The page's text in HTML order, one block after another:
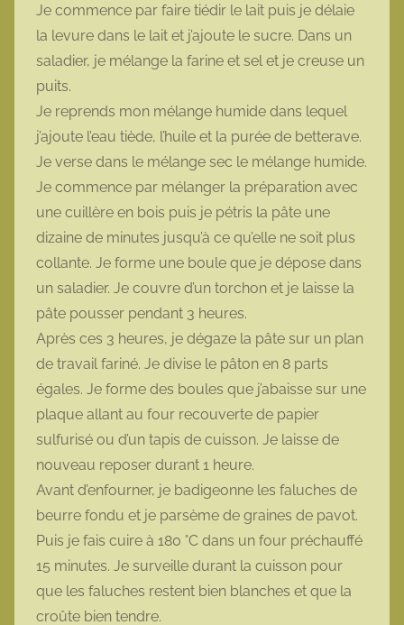
Je commence par faire tiédir le lait puis je délaie
la levure dans le lait et j’ajoute le sucre. Dans un
saladier, je mélange la farine et sel et je creuse un
puits.
Je reprends mon mélange humide dans lequel
j’ajoute l’eau tiède, l’huile et la purée de betterave.
Je verse dans le mélange sec le mélange humide.
Je commence par mélanger la préparation avec
une cuillère en bois puis je pétris la pâte une
dizaine de minutes jusqu’à ce qu’elle ne soit plus
collante. Je forme une boule que je dépose dans
un saladier. Je couvre d’un torchon et je laisse la
pâte pousser pendant 3 heures.
Après ces 3 heures, je dégaze la pâte sur un plan
de travail fariné. Je divise le pâton en 8 parts
égales. Je forme des boules que j’abaisse sur une
plaque allant au four recouverte de papier
sulfurisé ou d’un tapis de cuisson. Je laisse de
nouveau reposer durant 1 heure.
Avant d’enfourner, je badigeonne les faluches de
beurre fondu et je parsème de graines de pavot.
Puis je fais cuire à 180 °C dans un four préchauffé
15 minutes. Je surveille durant la cuisson pour
que les faluches restent bien blanches et que la
croûte bien tendre.